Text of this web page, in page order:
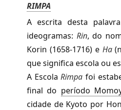
RIMPA
A escrita desta
ideogramas: Rin, do
Korin (1658-1716) e Ha
que significa escola ou
A Escola Rimpa foi
final do período
cidade de Kyoto por